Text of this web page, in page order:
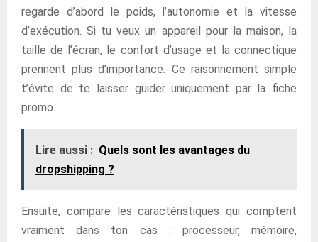
regarde d’abord le poids, l’autonomie et la vitesse
d’exécution. Si tu veux un appareil pour la maison, la
taille de l’écran, le confort d’usage et la connectique
prennent plus d’importance. Ce raisonnement simple
t’évite de te laisser guider uniquement par la fiche
promo.
Lire aussi : Quels sont les avantages du
dropshipping ?
Ensuite, compare les caractéristiques qui comptent
vraiment dans ton cas : processeur, mémoire,